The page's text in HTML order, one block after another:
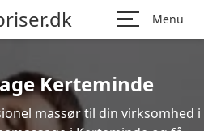
Menu
Kerteminde
massør til din virksomhed i